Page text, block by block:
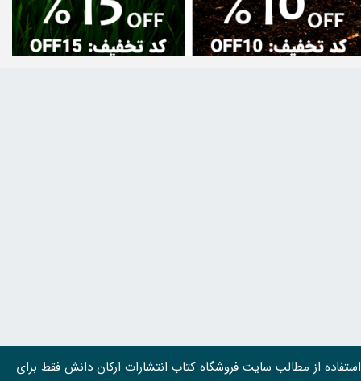
استفاده از مطالب سايت فروشگاه کتاب انتشارات ارکان دانش فقط برای